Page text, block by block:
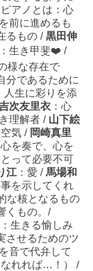
アノとは：心
前に進めるも
るもの / 黒田伸
：生き甲斐❤️ /
様な存在で
分であるために
人生に彩りを添
次友里衣 ：心
理解者 / 山下絵
気 / 岡崎真里
を奏で、心を
って必要不可
江 ：愛 / 馬場和
を示してくれ
な核となるもの
くもの。/
：生きる愉しみ
させるためのツ
音で代弁して
なれれば…！） /